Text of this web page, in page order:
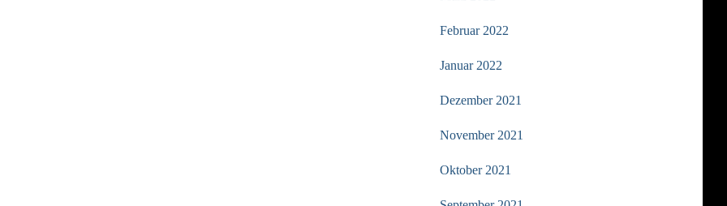
Februar 2022
Januar 2022
Dezember 2021
November 2021
Oktober 2021